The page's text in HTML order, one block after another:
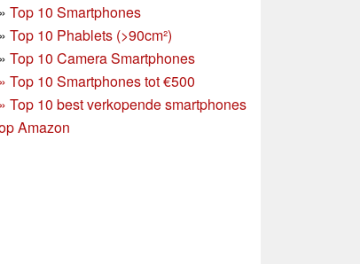
» Top 10 Smartphones
» Top 10 Phablets (>90cm²)
» Top 10 Camera Smartphones
» Top 10 Smartphones tot €500
» Top 10 best verkopende smartphones
Amazon